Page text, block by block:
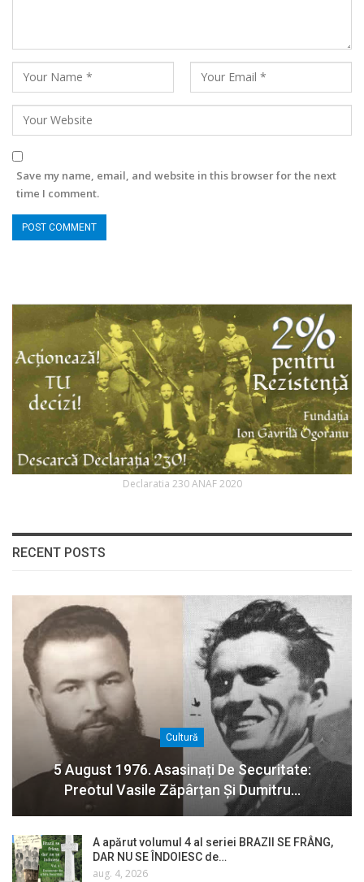
Save my name, email, and website in this browser for the next
time I comment.
Declaratia 230 ANAF 2020
RECENT POSTS
Cultură
5 August 1976. Asasinați De Securitate:
Preotul Vasile Zăpârțan Și Dumitru…
A apărut volumul 4 al seriei BRAZII SE FRÂNG,
DAR NU SE ÎNDOIESC de…
aug. 4, 2026